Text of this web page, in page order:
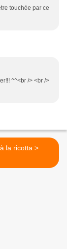
touchée par ce
^^<br /> <br />
Pâtes à la ricotta >